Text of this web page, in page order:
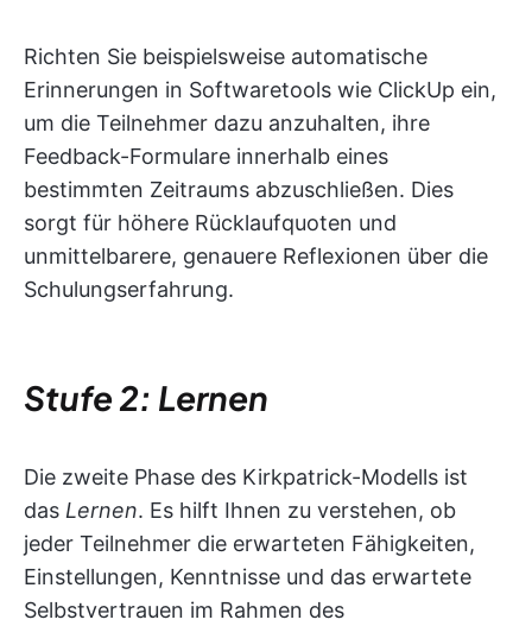
Richten Sie beispielsweise automatische
Erinnerungen in Softwaretools wie ClickUp ein,
um die Teilnehmer dazu anzuhalten, ihre
Feedback-Formulare innerhalb eines
bestimmten Zeitraums abzuschließen. Dies
sorgt für höhere Rücklaufquoten und
unmittelbarere, genauere Reflexionen über die
Schulungserfahrung.
Stufe 2: Lernen
Die zweite Phase des Kirkpatrick-Modells ist
das Lernen. Es hilft Ihnen zu verstehen, ob
jeder Teilnehmer die erwarteten Fähigkeiten,
Einstellungen, Kenntnisse und das erwartete
Selbstvertrauen im Rahmen des